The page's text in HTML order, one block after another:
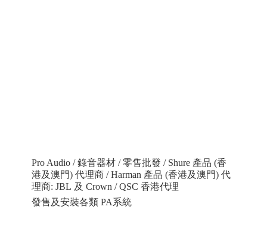
Pro Audio / 錄音器材 / 零售批發 / Shure 產品 (香
港及澳門) 代理商 / Harman 產品 (香港及澳門) 代
理商: JBL 及 Crown / QSC 香港代理
發售及安裝各類 PA系統